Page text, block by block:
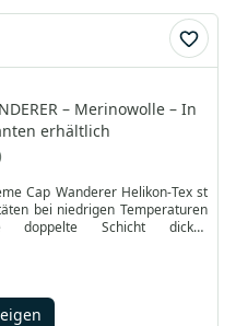
– Merinowolle – In
erhältlich
Cap Wanderer Helikon-Tex st
bei niedrigen Temperaturen
doppelte Schicht dickes
Cap nachempfunden und
angenehm zu tragen und
den Kopf an.